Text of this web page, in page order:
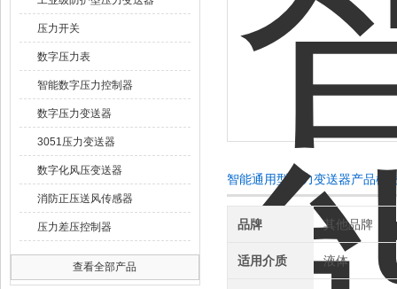
压力开关
数字压力表
智能数字压力控制器
数字压力变送器
3051压力变送器
数字化风压变送器
消防正压送风传感器
压力差压控制器
查看全部产品
智能通用型压力变送器产品概
品牌 其他品牌
适用介质 液体